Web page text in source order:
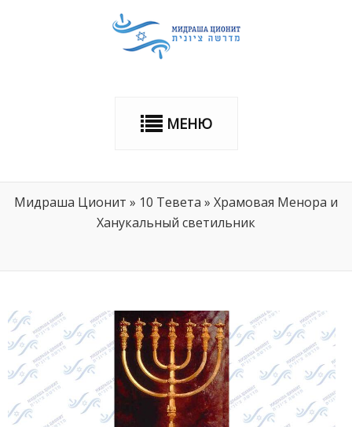
МЕНЮ
Мидраша Ционит » 10 Тевета » Храмовая Менора и
Ханукальный светильник